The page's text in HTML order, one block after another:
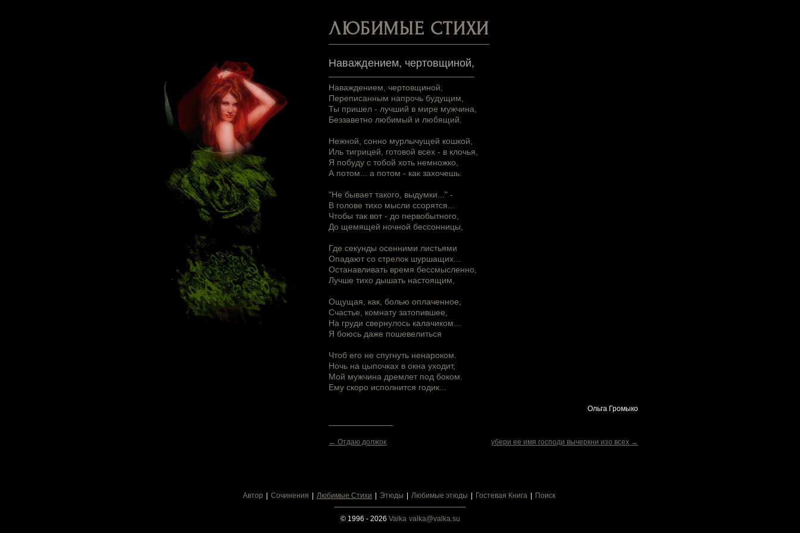
ЛЮБИМЫЕ СТИХИ
Наваждением, чертовщиной,
Наваждением, чертовщиной,
Переписанным напрочь будущим,
Ты пришел - лучший в мире мужчина,
Беззаветно любимый и любящий.
Нежной, сонно мурлычущей кошкой,
Иль тигрицей, готовой всех - в клочья,
Я побуду с тобой хоть немножко,
А потом... а потом - как захочешь.
"Не бывает такого, выдумки..." -
В голове тихо мысли ссорятся...
Чтобы так вот - до первобытного,
До щемящей ночной бессонницы,
Где секунды осенними листьями
Опадают со стрелок шуршащих...
Останавливать время бессмысленно,
Лучше тихо дышать настоящим,
Ощущая, как, болью оплаченное,
Счастье, комнату затопившее,
На груди свернулось калачиком...
Я боюсь даже пошевелиться
Чтоб его не спугнуть ненароком.
Ночь на цыпочках в окна уходит,
Мой мужчина дремлет под боком.
Ему скоро исполнится годик...
Ольга Громыко
← Отдаю должок убери ее имя господи вычеркни изо всех →
Автор Сочинения Любимые Стихи Этюды Любимые этюды Гостевая Книга Поиск
© 1996 - 2026 Valka valka@valka.su